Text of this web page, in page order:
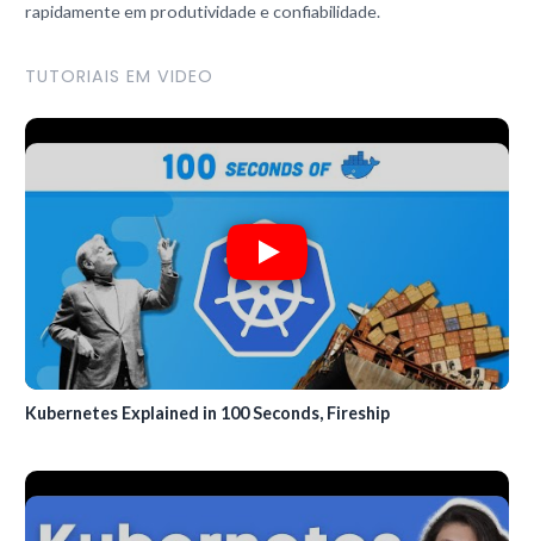
rapidamente em produtividade e confiabilidade.
TUTORIAIS EM VIDEO
Kubernetes Explained in 100 Seconds, Fireship